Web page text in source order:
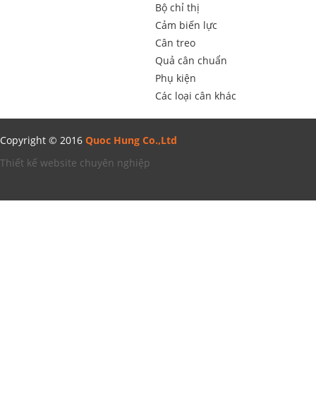
Bộ chỉ thị
Cảm biến lực
Cân treo
Quả cân chuẩn
Phụ kiện
Các loại cân khác
Copyright © 2016 Quoc Hung Co.,Ltd
Thiết kế website chuyên nghiệp